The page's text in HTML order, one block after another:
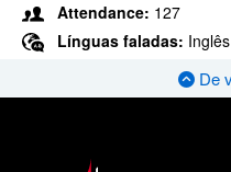
Attendance: 127
Línguas faladas: Inglês
De